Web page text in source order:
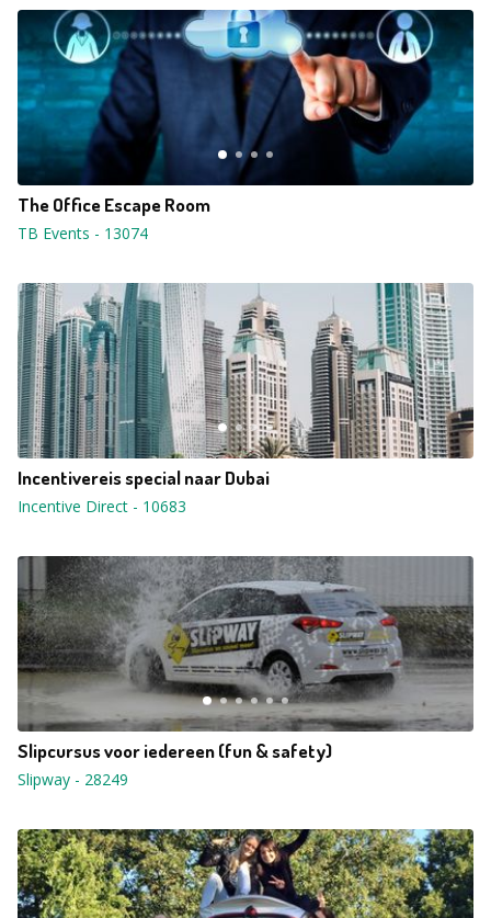
The Office Escape Room
TB Events - 13074
Incentivereis special naar Dubai
Incentive Direct - 10683
Slipcursus voor iedereen (fun & safety)
Slipway - 28249